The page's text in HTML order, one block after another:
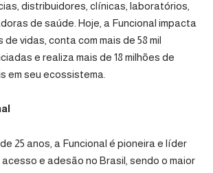
distribuidores, clínicas, laboratórios,
de saúde. Hoje, a Funcional impacta
de vidas, conta com mais de 58 mil
e realiza mais de 18 milhões de
em seu ecossistema.
25 anos, a Funcional é pioneira e líder
e adesão no Brasil, sendo o maior